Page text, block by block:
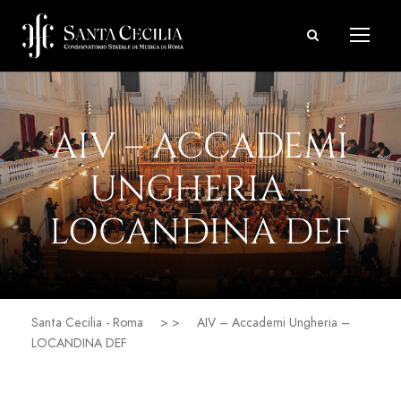
AIV – ACCADEMI
UNGHERIA –
LOCANDINA DEF
Santa Cecilia - Roma > >
AIV – Accademi Ungheria –
LOCANDINA DEF